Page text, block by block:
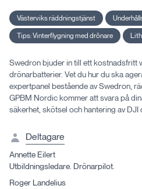
Västerviks räddningstjänst
Tips: Vinterflygning med drönare
Swedron bjuder in till ett kostnadsfritt
drönarbatterier. Vet du hur du ska
expertpanel bestående av Swedron,
GPBM Nordic kommer att svara på
säkerhet, skötsel och hantering av
Deltagare
Annette Eilert
Utbildningsledare. Drönarpilot.
Roger Landelius